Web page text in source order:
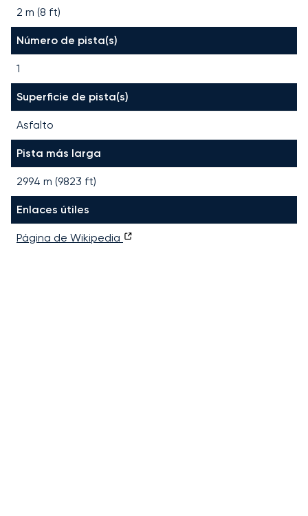
2 m (8 ft)
Número de pista(s)
1
Superficie de pista(s)
Asfalto
Pista más larga
2994 m (9823 ft)
Enlaces útiles
Página de Wikipedia